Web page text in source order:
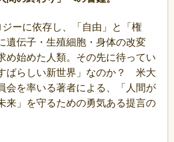
ーに依存し、「自由」と「権
遺伝子・生殖細胞・身体の改変
め始めた人類。その先に待ってい
ばらしい新世界」なのか？ 米大
会を率いる著者による、「人間が
来」を守るための勇気ある提言の